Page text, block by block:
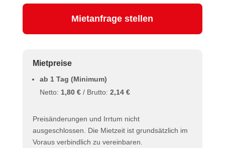
Mietanfrage stellen
Mietpreise
ab 1 Tag (Minimum)
Netto: 1,80 €/ Brutto: 2,14 €
Preisänderungen und Irrtum nicht
ausgeschlossen. Die Mietzeit ist grundsätzlich im
Voraus verbindlich zu vereinbaren.